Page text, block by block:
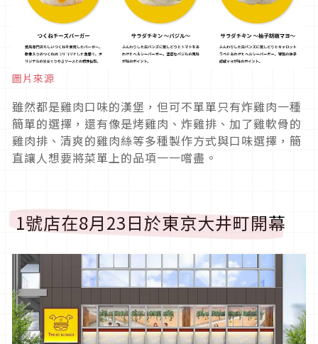
圖片來源
雖然都是雞肉口味的漢堡，但可不單單只有炸雞肉一種
簡單的選擇，還有像是烤雞肉、炸雞排、加了雞軟骨的
雞肉排、清爽的雞肉絲等多種製作方式與口味選擇，簡
直讓人想要將菜單上的品項一一嚐盡。
1號店在8月23日於東京大井町開幕